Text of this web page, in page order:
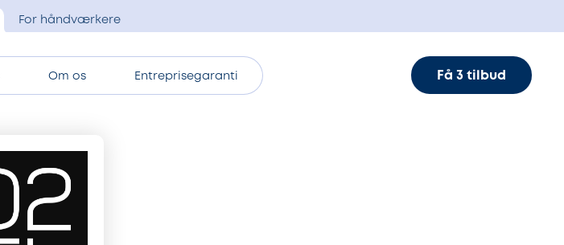
For håndværkere
Om os Entreprisegaranti Få 3 tilbud